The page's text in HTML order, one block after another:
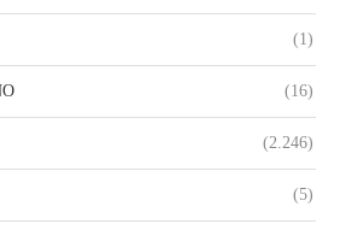
(1)
(16)
(2.246)
(5)